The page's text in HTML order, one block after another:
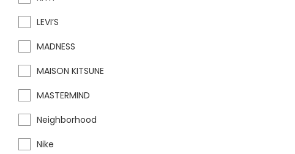
LEVI’S
MADNESS
MAISON KITSUNE
MASTERMIND
Neighborhood
Nike